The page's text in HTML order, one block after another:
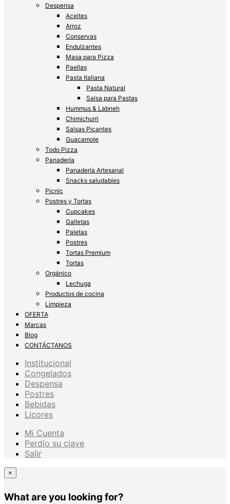
Despensa
Aceites
Arroz
Conservas
Endulzantes
Masa para Pizza
Paellas
Pasta Italiana
Pasta Natural
Salsa para Pastas
Hummus & Labneh
Chimichurri
Salsas Picantes
Guacamole
Todo Pizza
Panadería
Panadería Artesanal
Snacks saludables
Picnic
Postres y Tortas
Cupcakes
Galletas
Paletas
Postres
Tortas Premium
Tortas
Orgánico
Lechuga
Productos de cocina
Limpieza
OFERTA
Marcas
Blog
CONTÁCTANOS
Institucional
Congelados
Despensa
Postres
Bebidas
Licores
Mi Cuenta
Perdío su clave
Salir
×
What are you looking for?